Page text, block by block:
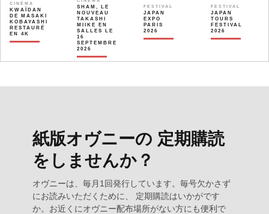
CINÉMA
KWAÏDAN
DE MASAKI
KOBAYASHI
RESTAURÉ
EN 4K
SHAM, LE
NOUVEAU
TAKASHI
MIIKE EN
SALLES LE
16
SEPTEMBRE
2026
FESTIVAL
JAPAN
EXPO
PARIS
2026
FESTIVAL
JAPAN
TOURS
FESTIVAL
2026
紙版オヴニーの 定期購読
をしませんか？
オヴニーは、毎月1回発行しています。毎号欠かさず
にお読みいただくために、 定期購読はいかがです
か。お近くにオヴニー配布場所がない方にも便利で